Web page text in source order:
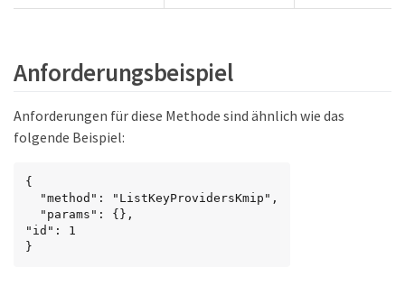
Anforderungsbeispiel
Anforderungen für diese Methode sind ähnlich wie das
folgende Beispiel:
{
"id": 1
}